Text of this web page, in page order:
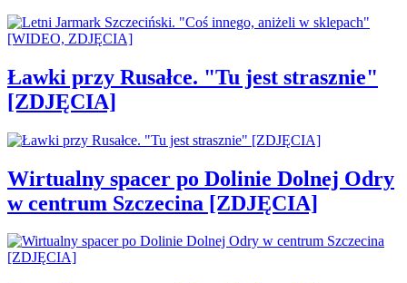
Ławki przy Rusałce. "Tu jest strasznie"
[ZDJĘCIA]
Wirtualny spacer po Dolinie Dolnej Odry
w centrum Szczecina [ZDJĘCIA]